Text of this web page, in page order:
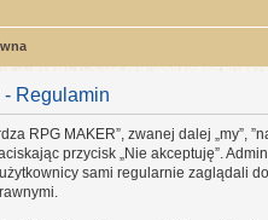
Regulamin
RPG MAKER”, zwanej dalej „my”,
przycisk „Nie akceptuję”.
sami regularnie zaglądali